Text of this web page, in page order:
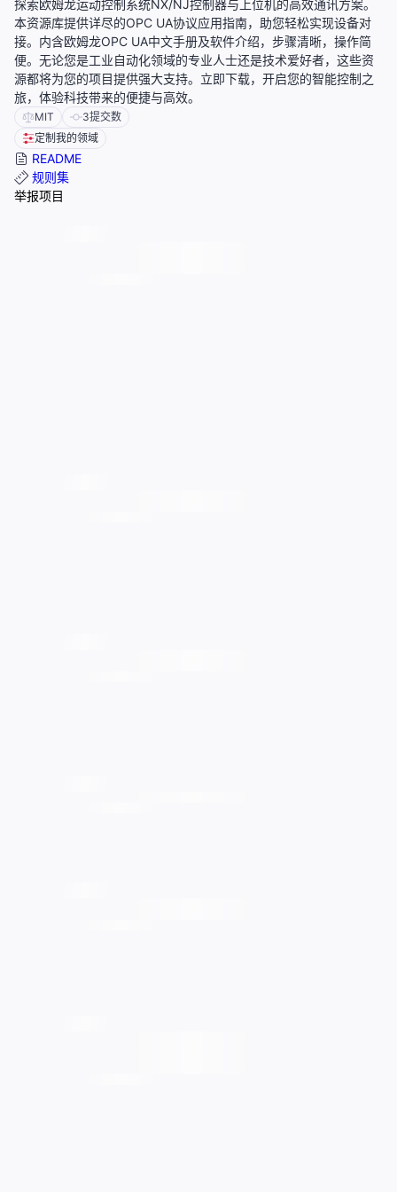
探索欧姆龙运动控制系统NX/NJ控制器与上位机的高效通讯方案。
本资源库提供详尽的OPC UA协议应用指南，助您轻松实现设备对
接。内含欧姆龙OPC UA中文手册及软件介绍，步骤清晰，操作简
便。无论您是工业自动化领域的专业人士还是技术爱好者，这些资
源都将为您的项目提供强大支持。立即下载，开启您的智能控制之
旅，体验科技带来的便捷与高效。
MIT 3提交数
定制我的领域
README
规则集
举报项目